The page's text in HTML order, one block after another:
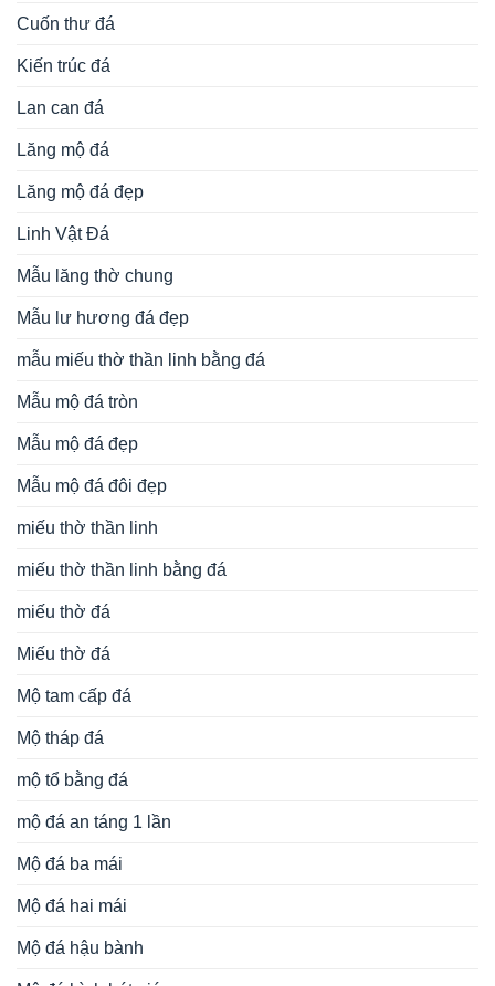
Cuốn thư đá
Kiến trúc đá
Lan can đá
Lăng mộ đá
Lăng mộ đá đẹp
Linh Vật Đá
Mẫu lăng thờ chung
Mẫu lư hương đá đẹp
mẫu miếu thờ thần linh bằng đá
Mẫu mộ đá tròn
Mẫu mộ đá đẹp
Mẫu mộ đá đôi đẹp
miếu thờ thần linh
miếu thờ thần linh bằng đá
miếu thờ đá
Miếu thờ đá
Mộ tam cấp đá
Mộ tháp đá
mộ tổ bằng đá
mộ đá an táng 1 lần
Mộ đá ba mái
Mộ đá hai mái
Mộ đá hậu bành